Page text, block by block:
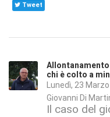
Tweet
chi è colto a
Lunedì, 23
Giovanni Di
Il caso del